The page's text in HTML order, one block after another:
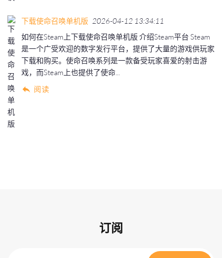
下载使命召唤单机版 2026-04-12 13:34:11
如何在Steam上下载使命召唤单机版 介绍Steam平台 Steam
是一个广受欢迎的数字发行平台，提供了大量的游戏供玩家
下载和购买。使命召唤系列是一款备受玩家喜爱的射击游
戏，而Steam上也提供了使命...
阅读
订阅